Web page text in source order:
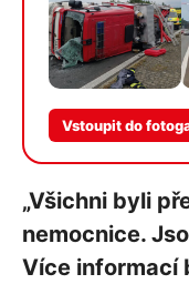
Vstoupit do
„Všichni byli
nemocnice.
Více informací